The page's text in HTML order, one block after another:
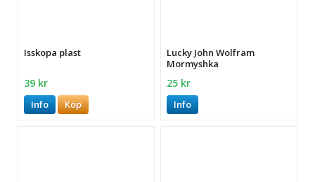
Isskopa plast
39 kr
Info Köp
Lucky John Wolfram
Mormyshka
25 kr
Info